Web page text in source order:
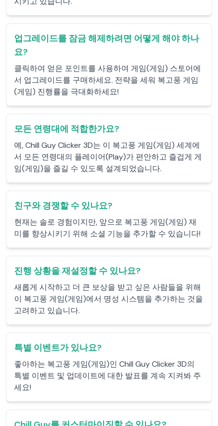
업그레이드를 잠금 해제하려면 어떻게 해야 하나
요?
클릭하여 얻은 포인트를 사용하여 게임(게임) 스토어에
서 업그레이드를 구매하세요. 전략을 세워 복고풍 게임
(게임) 진행률을 극대화하세요!
모든 연령대에 적합한가요?
예, Chill Guy Clicker 3D는 이 복고풍 게임(게임) 세계에
서 모든 연령대의 플레이어(Play)가 편안하고 즐겁게 게
임(게임)을 즐길 수 있도록 설계되었습니다.
친구와 경쟁할 수 있나요?
현재는 솔로 경험이지만, 앞으로 복고풍 게임(게임) 재
미를 향상시키기 위해 소셜 기능을 추가할 수 있습니다!
진행 상황을 재설정할 수 있나요?
새롭게 시작하고 더 큰 보상을 받고 싶은 사람들을 위해
이 복고풍 게임(게임)에서 명성 시스템을 추가하는 것을
고려하고 있습니다.
특별 이벤트가 있나요?
좋아하는 복고풍 게임(게임)인 Chill Guy Clicker 3D의
특별 이벤트 및 업데이트에 대한 발표를 계속 지켜봐 주
세요!